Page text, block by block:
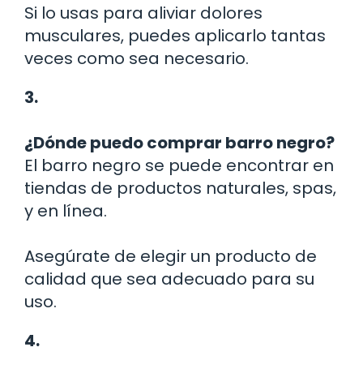
Si lo usas para aliviar dolores
musculares, puedes aplicarlo tantas
veces como sea necesario.
3.
¿Dónde puedo comprar barro negro?
El barro negro se puede encontrar en
tiendas de productos naturales, spas,
y en línea.
Asegúrate de elegir un producto de
calidad que sea adecuado para su
uso.
4.